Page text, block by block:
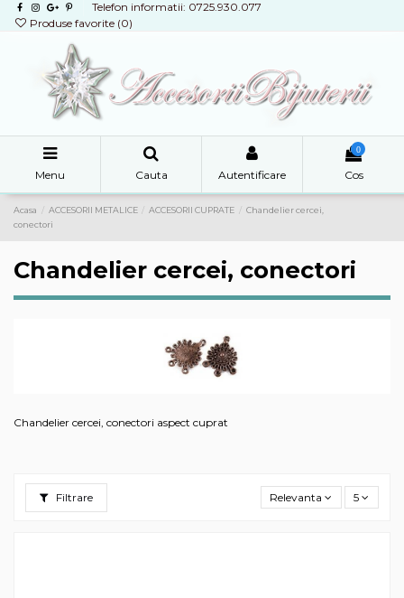
Telefon informatii: 0725.930.077
Produse favorite (0)
Menu Cauta Autentificare
0
Cos
Acasa ACCESORII METALICE ACCESORII CUPRATE
Chandelier cercei,
conectori
Chandelier cercei, conectori
Chandelier cercei, conectori aspect cuprat
Filtrare Relevanta 5